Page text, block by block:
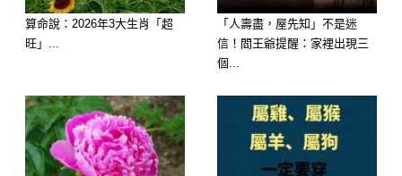
下抽乾湖水尋找真兇，看清湖底的東西
後徹底傻眼了…
在苗栗一處偏僻的農塘旁，塘主老林養
了50隻鵝，平時放養在湖邊活動，既省
飼料，也讓鵝長得更健康。
算命說：2026年3大生肖「超
旺」...
「人壽盡，屋先知」不是迷
信！閻王爺提醒：家裡出現三
個...